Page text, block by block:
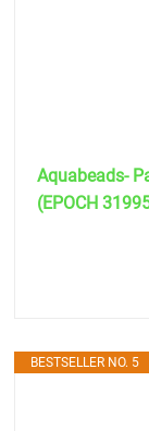
Aquabeads-
(EPOCH
BESTSELLER NO. 5